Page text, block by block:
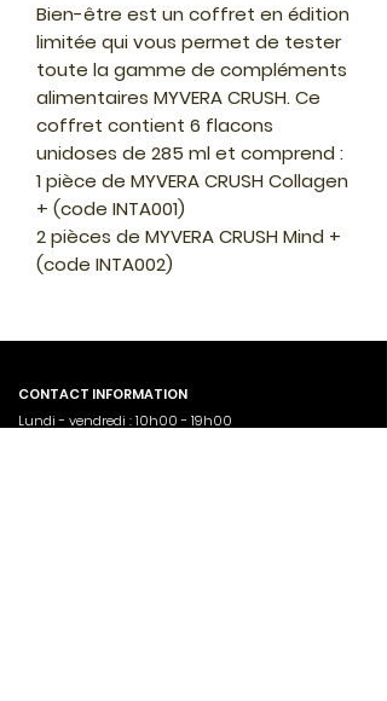
Bien-être est un coffret en édition
limitée qui vous permet de tester
toute la gamme de compléments
alimentaires MYVERA CRUSH. Ce
coffret contient 6 flacons
unidoses de 285 ml et comprend :
1 pièce de MYVERA CRUSH Collagen
+ (code INTA001)
2 pièces de MYVERA CRUSH Mind +
(code INTA002)
CONTACT INFORMATION
Lundi - vendredi : 10h00 - 19h00